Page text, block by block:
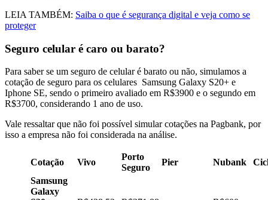
LEIA TAMBÉM: Saiba o que é segurança digital e veja como se
proteger
Seguro celular é caro ou barato?
Para saber se um seguro de celular é barato ou não, simulamos a
cotação de seguro para os celulares Samsung Galaxy S20+ e
Iphone SE, sendo o primeiro avaliado em R$3900 e o segundo em
R$3700, considerando 1 ano de uso.
Vale ressaltar que não foi possível simular cotações na Pagbank, por
isso a empresa não foi considerada na análise.
Cotação Vivo
Porto
Seguro
Pier Nubank
Samsung
Galaxy